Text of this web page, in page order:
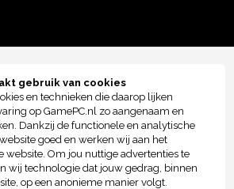
gebruik van cookies
en technieken die daarop lijken
op GamePC.nl zo aangenaam en
Dankzij de functionele en analytische
goed en werken wij aan het
website. Om jou nuttige advertenties te
wij technologie dat jouw gedrag, binnen
op een anonieme manier volgt.
PC standaard met monitor
geleverd?
geen monitor bij een Game PC.
een persoonlijk product, met diverse